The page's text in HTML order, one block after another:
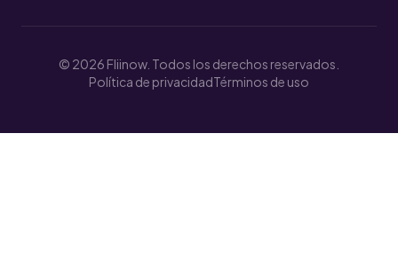
© 2026 Fliinow. Todos los derechos reservados.
Política de privacidadTérminos de uso